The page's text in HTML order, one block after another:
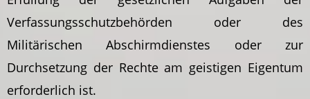
Verfassungsschutzbehörden oder des
Militärischen Abschirmdienstes oder zur
Durchsetzung der Rechte am geistigen Eigentum
erforderlich ist.